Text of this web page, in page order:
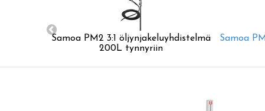
Samoa PM2 3:1 öljynjakeluyhdistelmä
200L tynnyriin
Samoa